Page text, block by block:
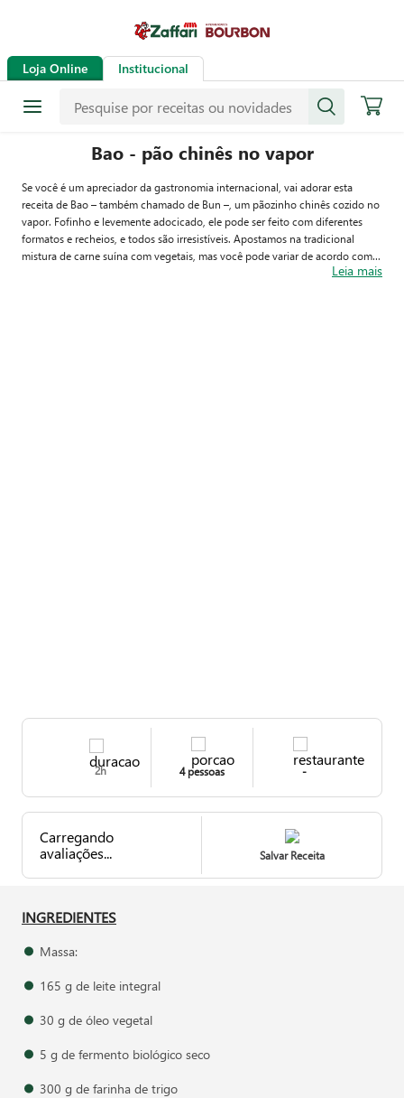
Loja Online Institucional
Bao - pão chinês no vapor
Se você é um apreciador da gastronomia internacional, vai adorar esta
receita de Bao – também chamado de Bun –, um pãozinho chinês cozido no
vapor. Fofinho e levemente adocicado, ele pode ser feito com diferentes
formatos e recheios, e todos são irresistíveis. Apostamos na tradicional
mistura de carne suína com vegetais, mas você pode variar de acordo com
sua preferência. O importante é que o aroma oriental se faça presente com o
Leia mais
2h 4 pessoas -
Carregando
avaliações...
Salvar Receita
INGREDIENTES
Massa:
165 g de leite integral
30 g de óleo vegetal
5 g de fermento biológico seco
300 g de farinha de trigo